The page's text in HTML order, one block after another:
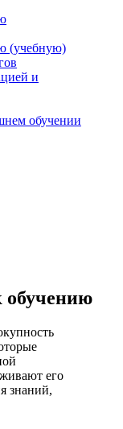
(учебную)
и
обучении
обучению
его
знаний,